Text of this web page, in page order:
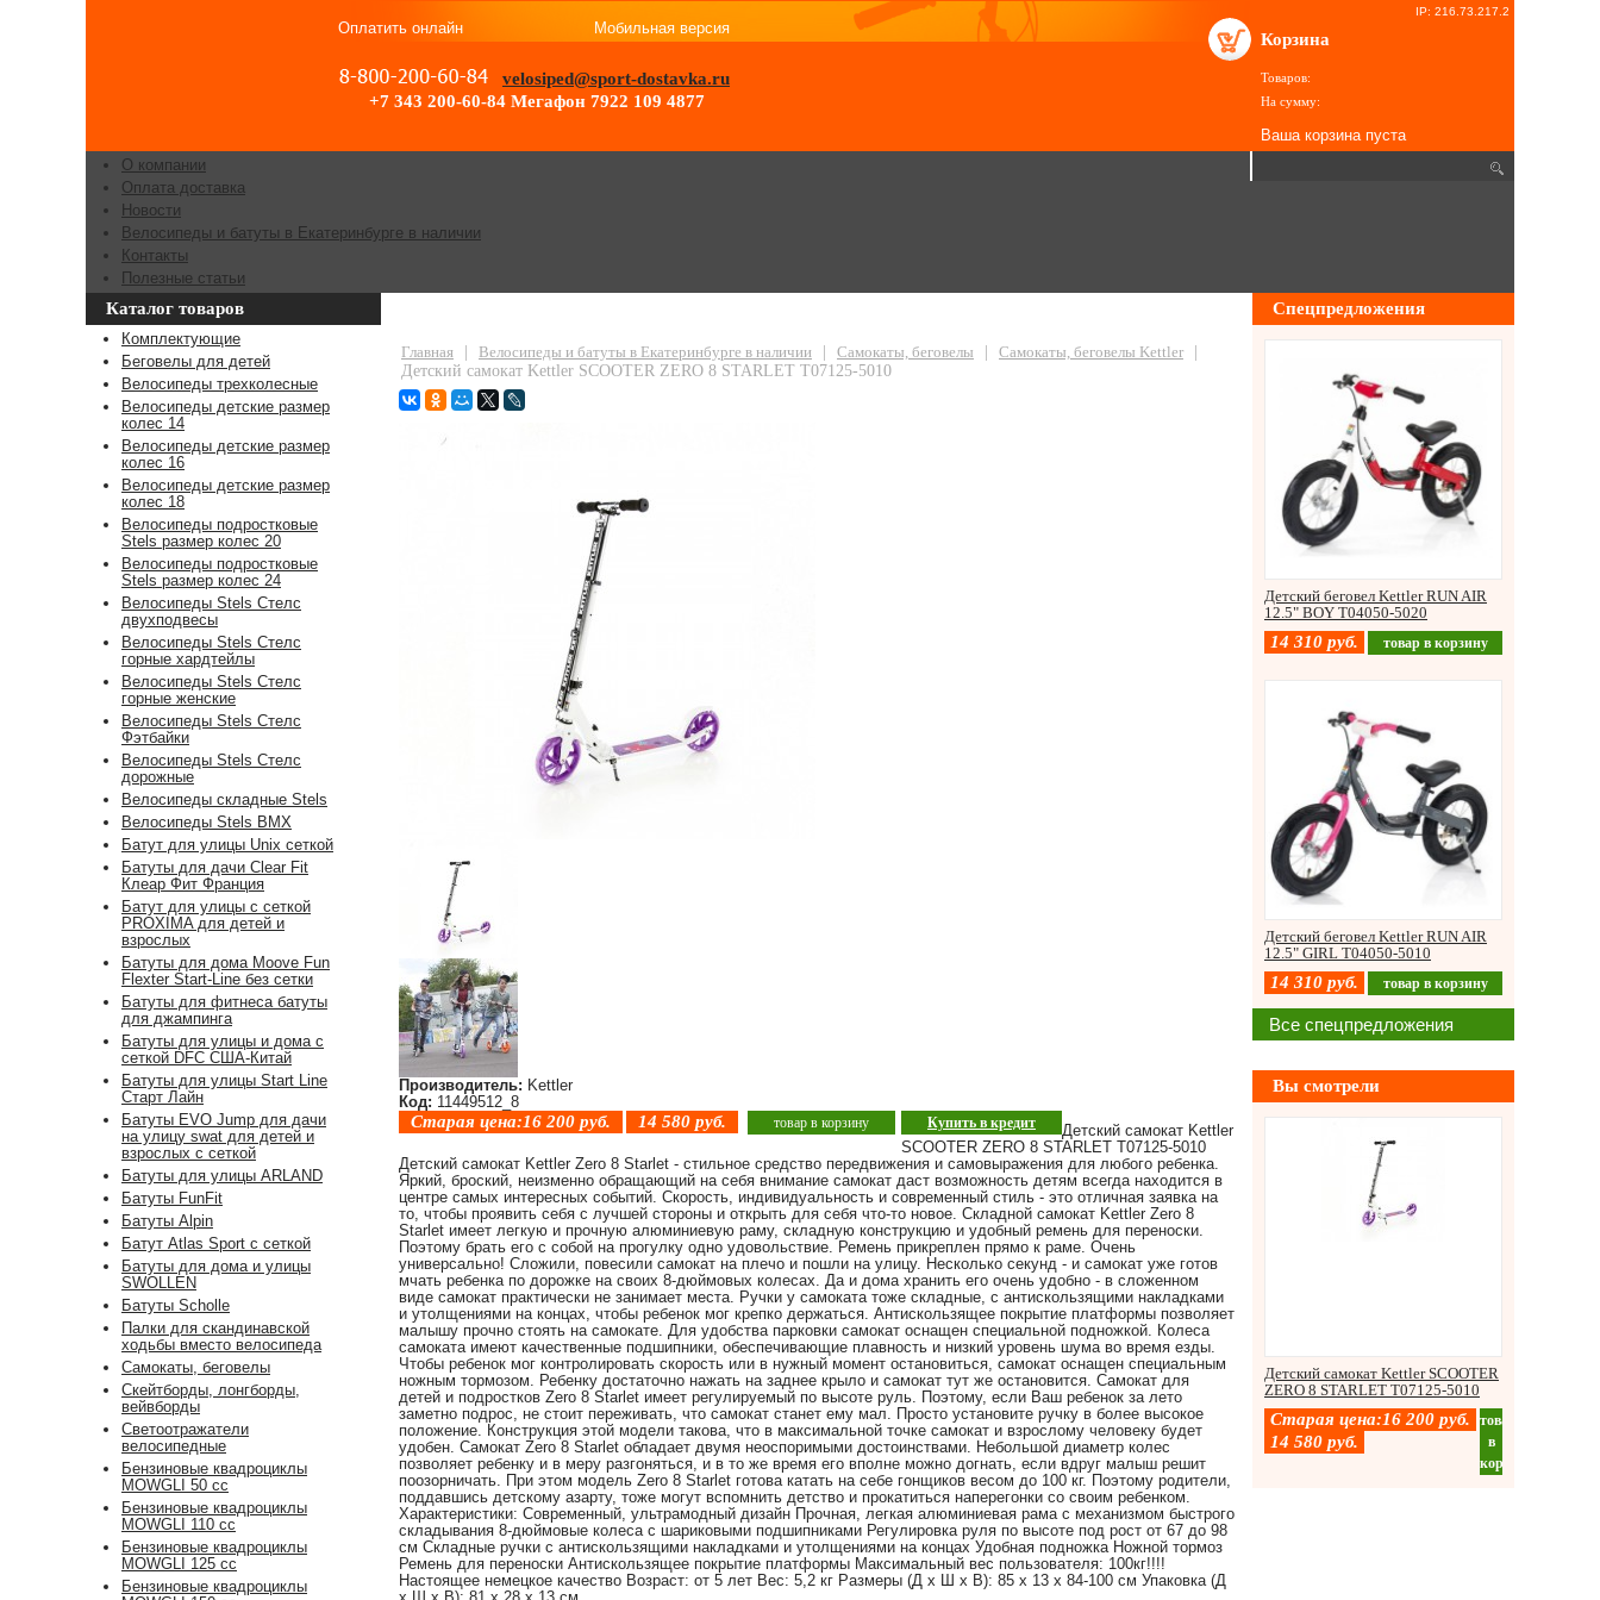
IP: 216.73.217.2
Корзина
Товаров:
На сумму:
Ваша корзина пуста
Оплатить онлайн Мобильная версия
velosiped@sport-dostavka.ru
+7 343 200-60-84 Мегафон 7922 109 4877
О компании
Оплата доставка
Новости
Велосипеды и батуты в Екатеринбурге в наличии
Контакты
Полезные статьи
Главная Велосипеды и батуты в Екатеринбурге в наличии Самокаты, беговелы Самокаты, беговелы Kettler
Детский самокат Kettler SCOOTER ZERO 8 STARLET T07125-5010
Производитель: Kettler
Код: 11449512_8
Старая цена:16 200 руб. 14 580 руб. товар в корзину Купить в кредит
Детский самокат Kettler
SCOOTER ZERO 8 STARLET T07125-5010
Детский самокат Kettler Zero 8 Starlet - стильное средство передвижения и самовыражения для любого ребенка.
Яркий, броский, неизменно обращающий на себя внимание самокат даст возможность детям всегда находится в
центре самых интересных событий. Скорость, индивидуальность и современный стиль - это отличная заявка на
то, чтобы проявить себя с лучшей стороны и открыть для себя что-то новое. Складной самокат Kettler Zero 8
Starlet имеет легкую и прочную алюминиевую раму, складную конструкцию и удобный ремень для переноски.
Поэтому брать его с собой на прогулку одно удовольствие. Ремень прикреплен прямо к раме. Очень
универсально! Сложили, повесили самокат на плечо и пошли на улицу. Несколько секунд - и самокат уже готов
мчать ребенка по дорожке на своих 8-дюймовых колесах. Да и дома хранить его очень удобно - в сложенном
виде самокат практически не занимает места. Ручки у самоката тоже складные, с антискользящими накладками
и утолщениями на концах, чтобы ребенок мог крепко держаться. Антискользящее покрытие платформы позволяет
малышу прочно стоять на самокате. Для удобства парковки самокат оснащен специальной подножкой. Колеса
самоката имеют качественные подшипники, обеспечивающие плавность и низкий уровень шума во время езды.
Чтобы ребенок мог контролировать скорость или в нужный момент остановиться, самокат оснащен специальным
ножным тормозом. Ребенку достаточно нажать на заднее крыло и самокат тут же остановится. Самокат для
детей и подростков Zero 8 Starlet имеет регулируемый по высоте руль. Поэтому, если Ваш ребенок за лето
заметно подрос, не стоит переживать, что самокат станет ему мал. Просто установите ручку в более высокое
положение. Конструкция этой модели такова, что в максимальной точке самокат и взрослому человеку будет
удобен. Самокат Zero 8 Starlet обладает двумя неоспоримыми достоинствами. Небольшой диаметр колес
позволяет ребенку и в меру разгоняться, и в то же время его вполне можно догнать, если вдруг малыш решит
поозорничать. При этом модель Zero 8 Starlet готова катать на себе гонщиков весом до 100 кг. Поэтому родители,
поддавшись детскому азарту, тоже могут вспомнить детство и прокатиться наперегонки со своим ребенком.
Характеристики: Современный, ультрамодный дизайн Прочная, легкая алюминиевая рама с механизмом быстрого
складывания 8-дюймовые колеса с шариковыми подшипниками Регулировка руля по высоте под рост от 67 до 98
см Складные ручки с антискользящими накладками и утолщениями на концах Удобная подножка Ножной тормоз
Ремень для переноски Антискользящее покрытие платформы Максимальный вес пользователя: 100кг!!!!
Настоящее немецкое качество Возраст: от 5 лет Вес: 5,2 кг Размеры (Д х Ш х В): 85 х 13 х 84-100 см Упаковка (Д
Каталог товаров
Комплектующие
Беговелы для детей
Велосипеды трехколесные
Велосипеды детские размер
колес 14
Велосипеды детские размер
колес 16
Велосипеды детские размер
колес 18
Велосипеды подростковые
Stels размер колес 20
Велосипеды подростковые
Stels размер колес 24
Велосипеды Stels Стелс
двухподвесы
Велосипеды Stels Стелс
горные хардтейлы
Велосипеды Stels Стелс
горные женские
Велосипеды Stels Стелс
Фэтбайки
Велосипеды Stels Стелс
дорожные
Велосипеды складные Stels
Велосипеды Stels BMX
Батут для улицы Unix сеткой
Батуты для дачи Clear Fit
Клеар Фит Франция
Батут для улицы с сеткой
PROXIMA для детей и
взрослых
Батуты для дома Moove Fun
Flexter Start-Line без сетки
Батуты для фитнеса батуты
для джампинга
Батуты для улицы и дома с
сеткой DFC США-Китай
Батуты для улицы Start Line
Старт Лайн
Батуты EVO Jump для дачи
на улицу swat для детей и
взрослых с сеткой
Батуты для улицы ARLAND
Батуты FunFit
Батуты Alpin
Батут Atlas Sport с сеткой
Батуты для дома и улицы
SWOLLEN
Батуты Scholle
Палки для скандинавской
ходьбы вместо велосипеда
Самокаты, беговелы
Скейтборды, лонгборды,
вейвборды
Светоотражатели
велосипедные
Бензиновые квадроциклы
MOWGLI 50 cc
Бензиновые квадроциклы
MOWGLI 110 cc
Бензиновые квадроциклы
MOWGLI 125 cc
Бензиновые квадроциклы
Спецпредложения
Детский беговел Kettler RUN AIR
12.5" BOY T04050-5020
14 310 руб. товар в корзину
Детский беговел Kettler RUN AIR
12.5" GIRL T04050-5010
14 310 руб. товар в корзину
Все спецпредложения
Вы смотрели
Детский самокат Kettler SCOOTER
ZERO 8 STARLET T07125-5010
Старая цена:16 200 руб.
14 580 руб.
товар
в
корзину